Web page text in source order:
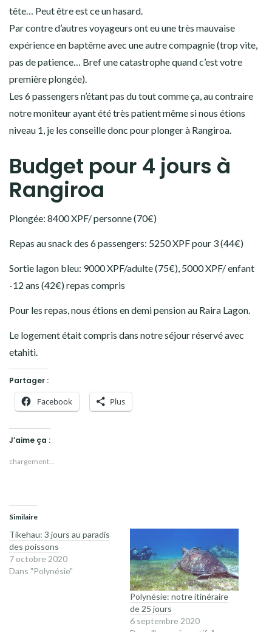
tête… Peut être est ce un hasard.
Par contre d’autres voyageurs ont eu une très mauvaise
expérience en baptême avec une autre compagnie (trop vite,
pas de patience… Bref une catastrophe quand c’est votre
première plongée).
Les 6 passengers n’étant pas du tout comme ça, au contraire
notre moniteur ayant été très patient même si nous étions
niveau 1, je les conseille donc pour plonger à Rangiroa.
Budget pour 4 jours à
Rangiroa
Plongée: 8400 XPF/ personne (70€)
Repas au snack des 6 passengers: 5250 XPF pour 3 (44€)
Sortie lagon bleu: 9000 XPF/adulte (75€), 5000 XPF/ enfant
-12 ans (42€) repas compris
Pour les repas, nous étions en demi pension au Raira Lagon.
Le logement était compris dans notre séjour réservé avec
etahiti.
Partager :
Facebook Plus
J’aime ça :
chargement…
Similaire
Tikehau: 3 jours au paradis
des poissons
7 octobre 2020
Dans "Polynésie"
Polynésie: notre itinéraire
de 25 jours
6 septembre 2020